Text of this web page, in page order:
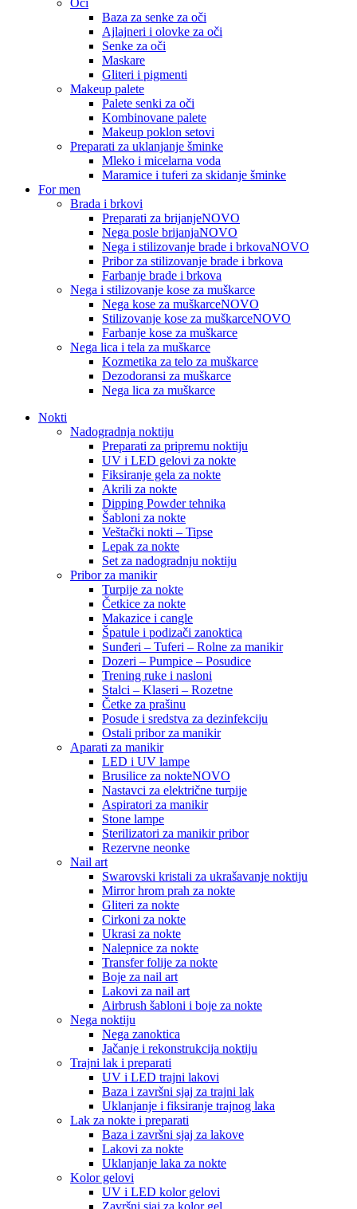
Baza za senke za oči
Ajlajneri i olovke za oči
Senke za oči
Maskare
Gliteri i pigmenti
Makeup palete
Palete senki za oči
Kombinovane palete
Makeup poklon setovi
Preparati za uklanjanje šminke
Mleko i micelarna voda
Maramice i tuferi za skidanje šminke
For men
Brada i brkovi
Preparati za brijanjeNOVO
Nega posle brijanjaNOVO
Nega i stilizovanje brade i brkovaNOVO
Pribor za stilizovanje brade i brkova
Farbanje brade i brkova
Nega i stilizovanje kose za muškarce
Nega kose za muškarceNOVO
Stilizovanje kose za muškarceNOVO
Farbanje kose za muškarce
Nega lica i tela za muškarce
Kozmetika za telo za muškarce
Dezodoransi za muškarce
Nega lica za muškarce
Nokti
Nadogradnja noktiju
Preparati za pripremu noktiju
UV i LED gelovi za nokte
Fiksiranje gela za nokte
Akrili za nokte
Dipping Powder tehnika
Šabloni za nokte
Veštački nokti – Tipse
Lepak za nokte
Set za nadogradnju noktiju
Pribor za manikir
Turpije za nokte
Četkice za nokte
Makazice i cangle
Špatule i podizači zanoktica
Sunđeri – Tuferi – Rolne za manikir
Dozeri – Pumpice – Posudice
Trening ruke i nasloni
Stalci – Klaseri – Rozetne
Četke za prašinu
Posude i sredstva za dezinfekciju
Ostali pribor za manikir
Aparati za manikir
LED i UV lampe
Brusilice za nokteNOVO
Nastavci za električne turpije
Aspiratori za manikir
Stone lampe
Sterilizatori za manikir pribor
Rezervne neonke
Nail art
Swarovski kristali za ukrašavanje noktiju
Mirror hrom prah za nokte
Gliteri za nokte
Cirkoni za nokte
Ukrasi za nokte
Nalepnice za nokte
Transfer folije za nokte
Boje za nail art
Lakovi za nail art
Airbrush šabloni i boje za nokte
Nega noktiju
Nega zanoktica
Jačanje i rekonstrukcija noktiju
Trajni lak i preparati
UV i LED trajni lakovi
Baza i završni sjaj za trajni lak
Uklanjanje i fiksiranje trajnog laka
Lak za nokte i preparati
Baza i završni sjaj za lakove
Lakovi za nokte
Uklanjanje laka za nokte
Kolor gelovi
UV i LED kolor gelovi
Završni sjaj za kolor gel